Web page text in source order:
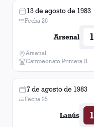
13 de agosto de 1983
Fecha 26
Arsenal 1
Arsenal
Campeonato Primera B
7 de agosto de 1983
Fecha 25
Lanús 1